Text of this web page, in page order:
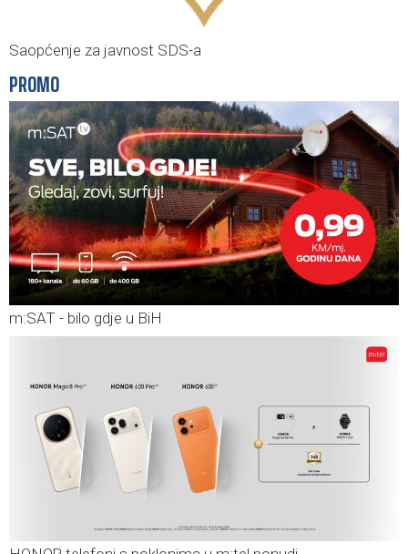
Saopćenje za javnost SDS-a
PROMO
m:SAT - bilo gdje u BiH